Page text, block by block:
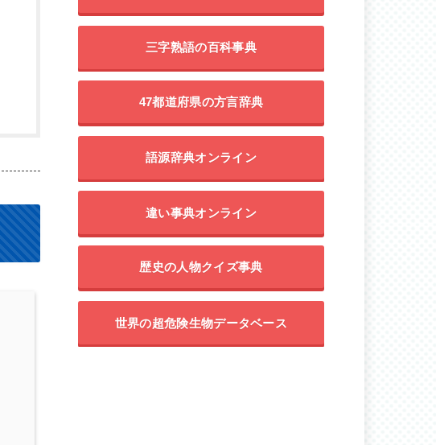
三字熟語の百科事典
47都道府県の方言辞典
語源辞典オンライン
違い事典オンライン
歴史の人物クイズ事典
世界の超危険生物データベース